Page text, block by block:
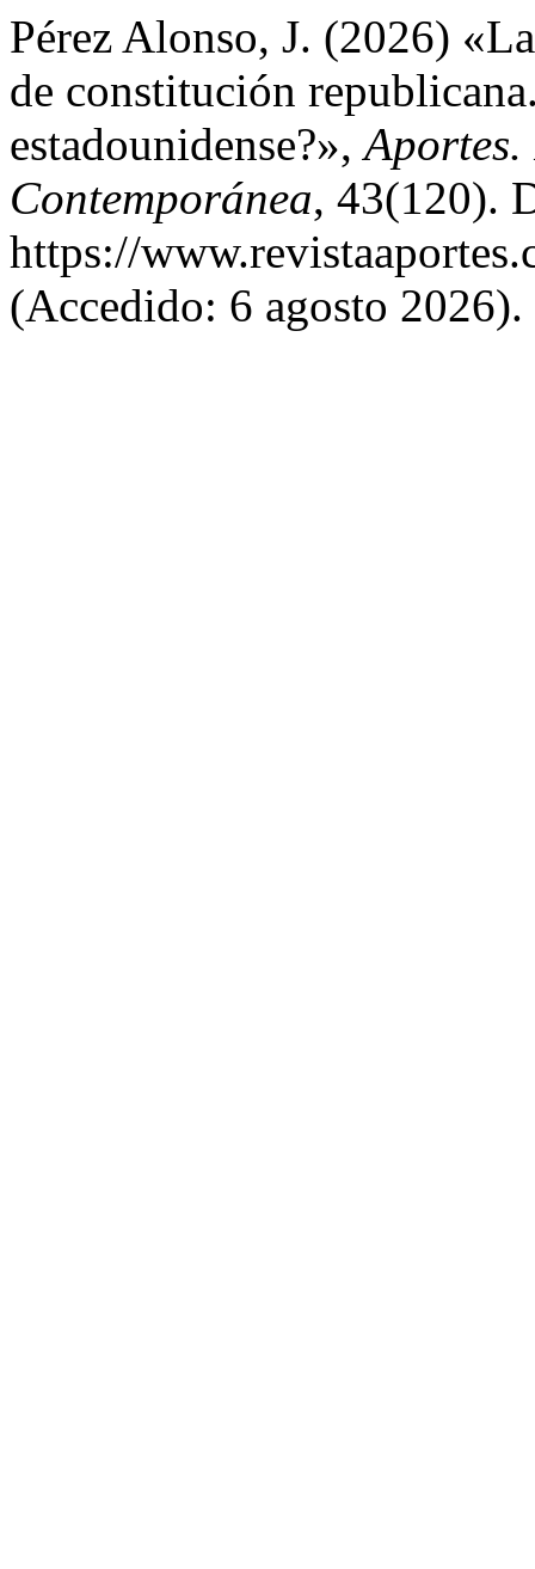
Pérez Alonso, J. (2026)
de constitución
estadounidense?»,
Contemporánea, 43(120).
https://
(Accedido: 6 agosto 2026).